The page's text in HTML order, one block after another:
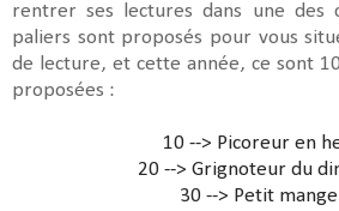
rentrer ses lectures dans une des
paliers sont proposés pour vous
de lecture, et cette année, ce sont
proposées :
10 --> Picoreur en
20 --> Grignoteur du
30 --> Petit